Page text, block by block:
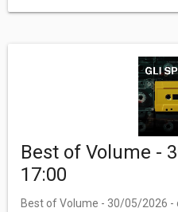
Best of Volume -
17:00
Best of Volume - 30/05/2026 -